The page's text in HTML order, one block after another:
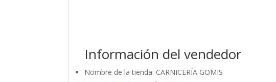
Información del vendedor
Nombre de la tienda: CARNICERÍA GOMIS